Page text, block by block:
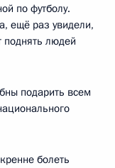
по футболу.
ещё раз увидели,
поднять людей
подарить всем
болеть